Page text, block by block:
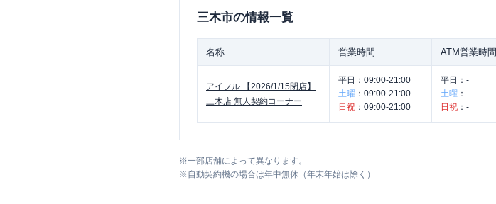
三木市の情報一覧
名称 営業時間 ATM営業時間
アイフル
【2026/1/15閉店】
三木店 無人契約コーナー
平日： 09:00-21:00
土曜 ： 09:00-21:00
日祝 ： 09:00-21:00
平日： -
土曜 ： -
日祝 ： -
※一部店舗によって異なります。
※自動契約機の場合は年中無休（年末年始は除く）